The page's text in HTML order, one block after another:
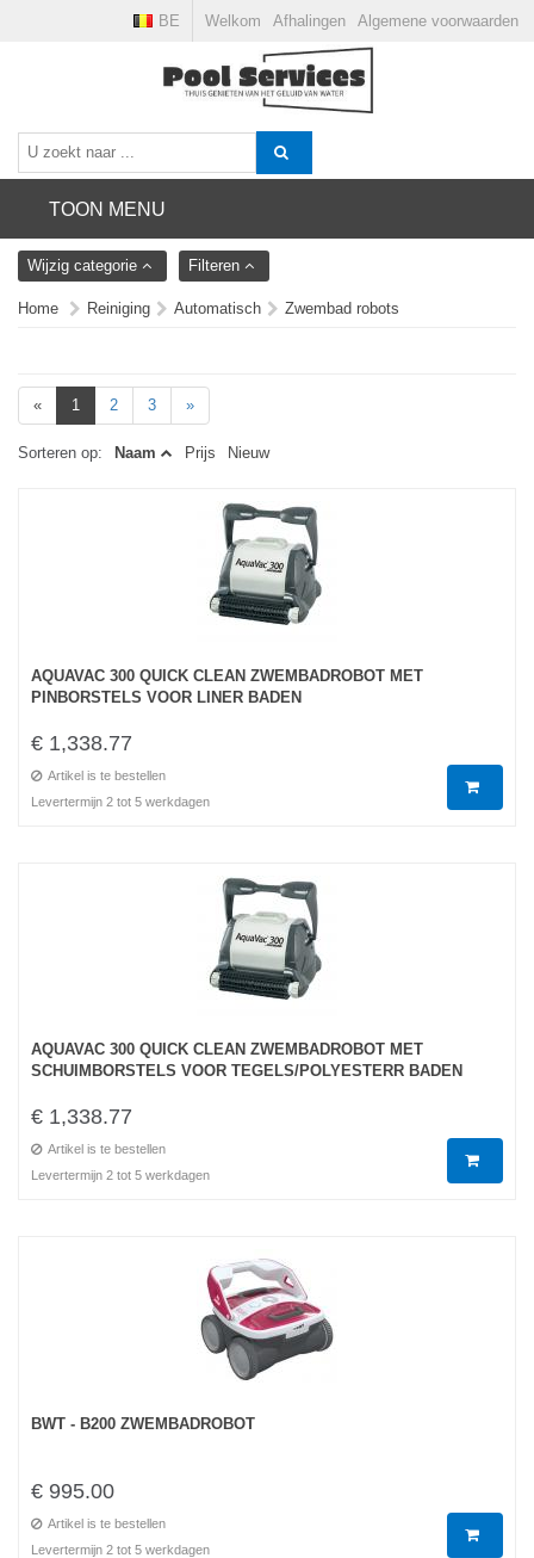
Welkom Afhalingen Algemene voorwaarden
BE
TOON MENU
Wijzig categorie Filteren
Home Reiniging Automatisch Zwembad robots
« 1 2 3 »
Sorteren op: Naam Prijs Nieuw
AQUAVAC 300 QUICK CLEAN ZWEMBADROBOT MET
PINBORSTELS VOOR LINER BADEN
€ 1,338.77
Artikel is te bestellen
Levertermijn 2 tot 5 werkdagen
AQUAVAC 300 QUICK CLEAN ZWEMBADROBOT MET
SCHUIMBORSTELS VOOR TEGELS/POLYESTERR BADEN
€ 1,338.77
Artikel is te bestellen
Levertermijn 2 tot 5 werkdagen
BWT - B200 ZWEMBADROBOT
€ 995.00
Artikel is te bestellen
Levertermijn 2 tot 5 werkdagen